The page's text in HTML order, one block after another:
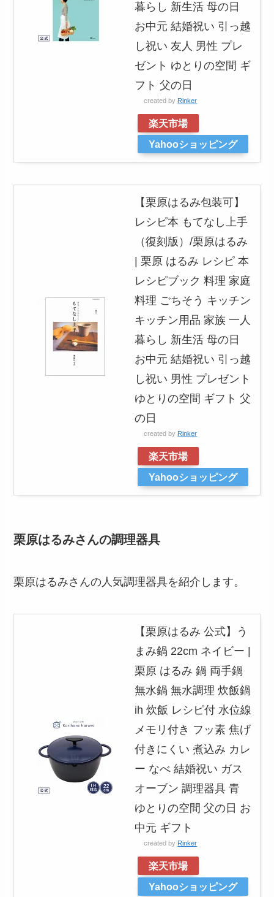
暮らし 新生活 母の日
お中元 結婚祝い 引っ越
し祝い 友人 男性 プレ
ゼント ゆとりの空間 ギ
フト 父の日
created by Rinker
楽天市場
Yahooショッピング
【栗原はるみ包装可】
レシピ本 もてなし上手
（復刻版）/栗原はるみ
| 栗原 はるみ レシピ 本
レシピブック 料理 家庭
料理 ごちそう キッチン
キッチン用品 家族 一人
暮らし 新生活 母の日
お中元 結婚祝い 引っ越
し祝い 男性 プレゼント
ゆとりの空間 ギフト 父
の日
created by Rinker
楽天市場
Yahooショッピング
栗原はるみさんの調理器具
栗原はるみさんの人気調理器具を紹介します。
【栗原はるみ 公式】う
まみ鍋 22cm ネイビー |
栗原 はるみ 鍋 両手鍋
無水鍋 無水調理 炊飯鍋
ih 炊飯 レシピ付 水位線
メモリ付き フッ素 焦げ
付きにくい 煮込み カレ
ー なべ 結婚祝い ガス
オーブン 調理器具 青
ゆとりの空間 父の日 お
中元 ギフト
created by Rinker
楽天市場
Yahooショッピング